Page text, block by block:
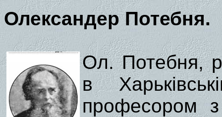
Олександер Потебня.
Ол. Потебня,
в
професором